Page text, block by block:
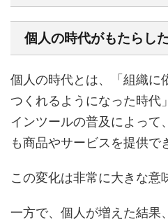
個人の時代がもたらし
個人の時代とは、「組織に
つくれるようになった時代
インツールの普及によって
も商品やサービスを提供で
この変化は非常に大きな意
一方で、個人が増えた結果